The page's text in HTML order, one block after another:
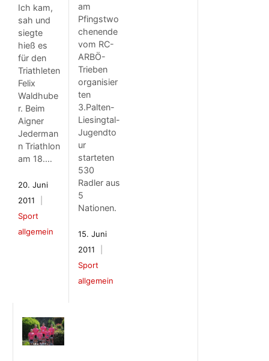
Ich kam,
sah und
siegte
hieß es
für den
Triathleten
Felix
Waldhube
r. Beim
Aigner
Jederman
n Triathlon
am 18.…
20. Juni
2011
Sport
allgemein
am
Pfingstwo
chenende
vom RC-
ARBÖ-
Trieben
organisier
ten
3.Palten-
Liesingtal-
Jugendto
ur
starteten
530
Radler aus
5
Nationen.
15. Juni
2011
Sport
allgemein